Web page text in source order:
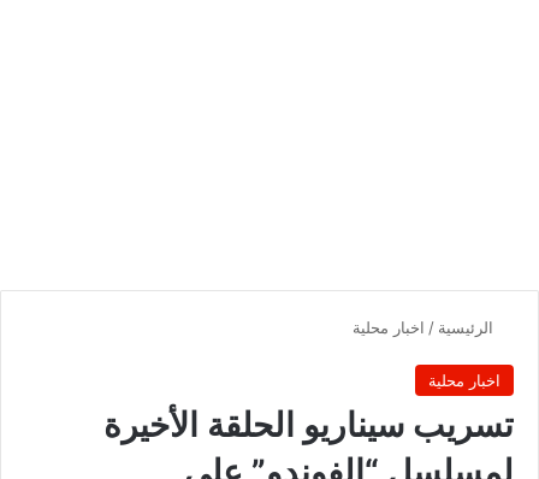
الرئيسية / اخبار محلية
اخبار محلية
تسريب سيناريو الحلقة الأخيرة